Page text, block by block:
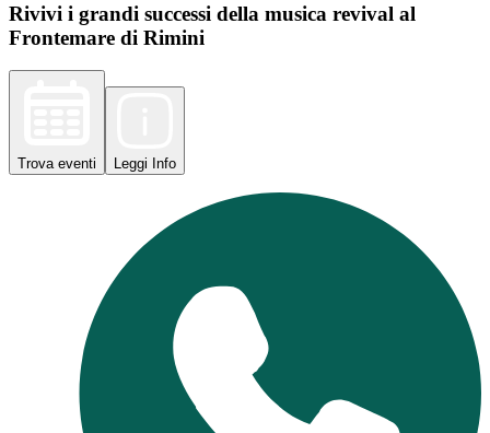
Rivivi i grandi successi della musica revival al
Frontemare di Rimini
Trova eventi Leggi Info